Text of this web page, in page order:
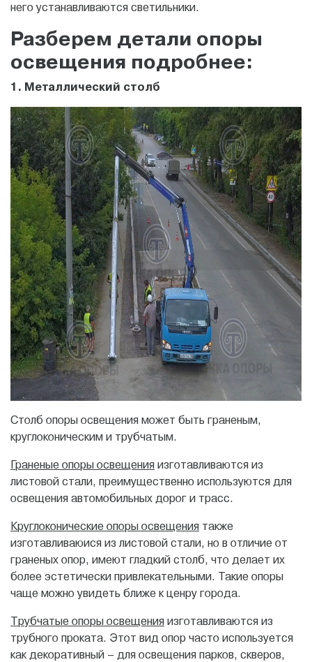
него устанавливаются светильники.
Разберем детали опоры
освещения подробнее:
1. Металлический столб
Столб опоры освещения может быть граненым,
круглоконическим и трубчатым.
Граненые опоры освещения изготавливаются из
листовой стали, преимущественно используются для
освещения автомобильных дорог и трасс.
Круглоконические опоры освещения также
изготавливаюися из листовой стали, но в отличие от
граненых опор, имеют гладкий столб, что делает их
более эстетически привлекательными. Такие опоры
чаще можно увидеть ближе к ценру города.
Трубчатые опоры освещения изготавливаются из
трубного проката. Этот вид опор часто используется
как декоративный – для освещения парков, скверов,